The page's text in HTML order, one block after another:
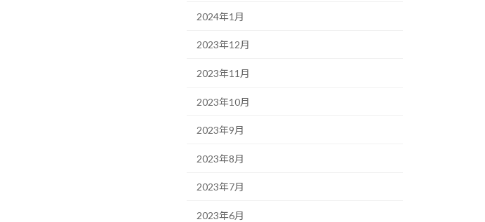
2024年1月
2023年12月
2023年11月
2023年10月
2023年9月
2023年8月
2023年7月
2023年6月